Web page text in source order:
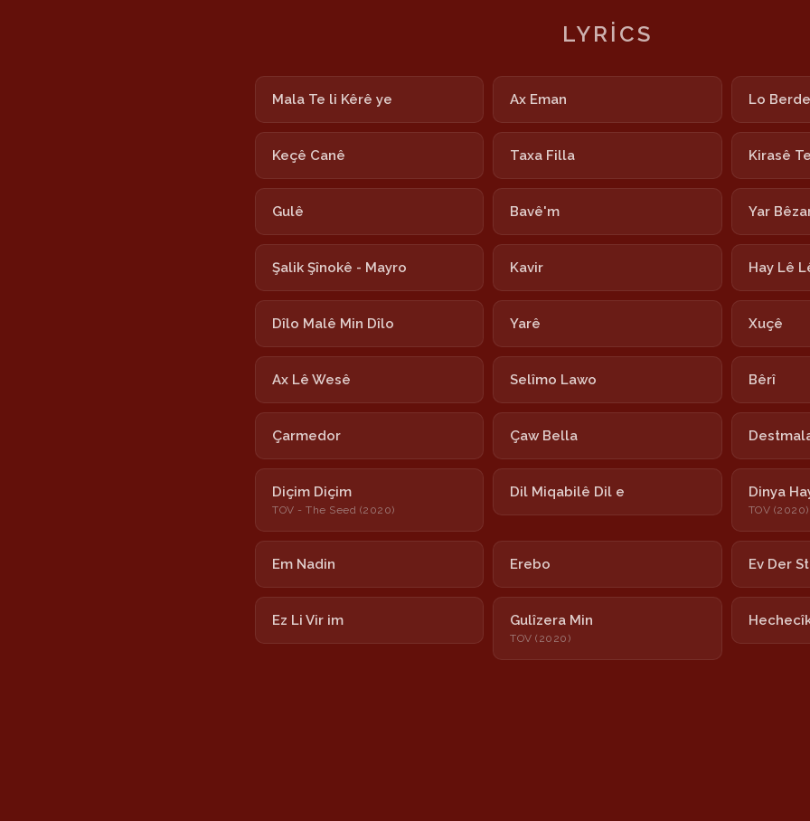
LYRICS
Mala Te li Kêrê ye Ax Eman Lo Berde
Keçê Canê Taxa Filla Kirasê Te
Gulê Bavê'm Yar
Şalik Şînokê - Mayro Kavir Hay Lê
Dîlo Malê Min Dîlo Yarê Xuçê
Ax Lê Wesê Selîmo Lawo Bêrî
Çarmedor Çaw Bella
Diçim Diçim
TOV - The Seed (2020)
Dil Miqabilê Dil e Dinya
TOV (2020)
Em Nadin Erebo Ev Der
Ez Li Vir im Gulîzera Min
TOV (2020)